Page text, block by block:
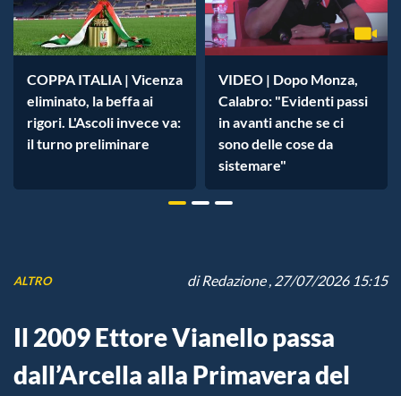
COPPA ITALIA | Vicenza
eliminato, la beffa ai
rigori. L'Ascoli invece va:
il turno preliminare
VIDEO | Dopo Monza,
Calabro: "Evidenti passi
in avanti anche se ci
sono delle cose da
sistemare"
ALTRO diRedazione, 27/07/2026 15:15
Il 2009 Ettore Vianello passa
dall’Arcella alla Primavera del